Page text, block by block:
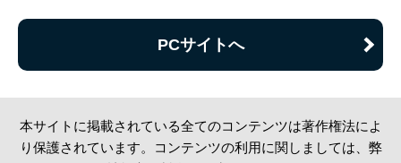
PCサイトへ
本サイトに掲載されている全てのコンテンツは著作権法によ
り保護されています。コンテンツの利用に関しましては、弊